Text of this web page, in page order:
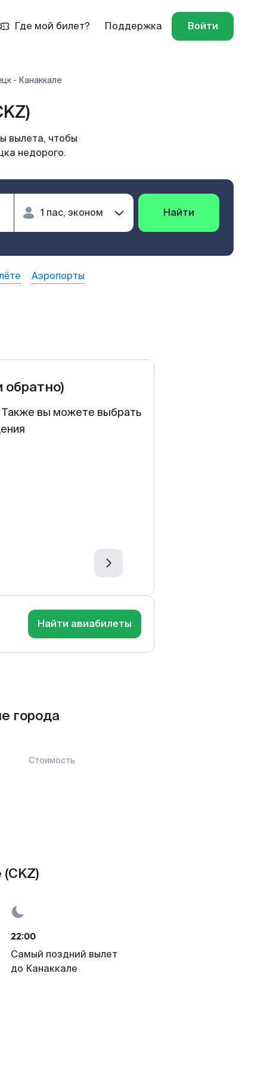
Где мой билет? Поддержка Войти
- Канаккале
вылета, чтобы
недорого.
Найти
Аэропорты
обратно)
Также вы можете выбрать
Найти авиабилеты
города
Стоимость
22:00
Самый поздний вылет
до Канаккале